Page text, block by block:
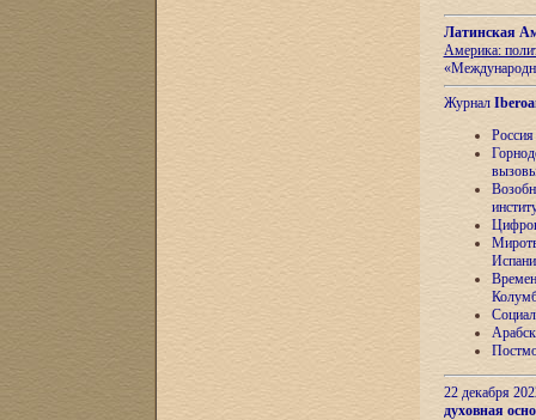
Латинская
Америка:
Журнал
22 декабря
духовная